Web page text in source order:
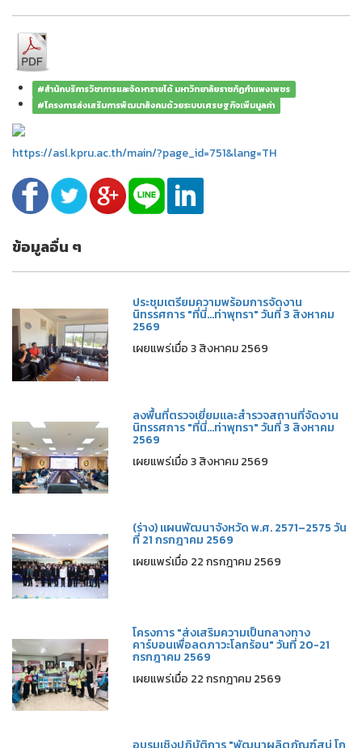
#สำนักบริการวิชาการและจัดหารายได้ มหาวิทยาลัยราชภัฏกำแพงเพชร
#โครงการส่งเสริมการพัฒนาสังคมด้วยระบบเศรษฐกิจเพิ่มมูลค่า
https://asl.kpru.ac.th/main/?page_id=751&lang=TH
ข้อมูลอื่น ๆ
ประชุมเตรียมความพร้อมการจัดงาน
นิทรรศการ "ที่นี่...ท่าพุทรา" วันที่ 3 สิงหาคม
2569
เผยแพร่เมื่อ 3 สิงหาคม 2569
ลงพื้นที่ตรวจเยี่ยมและสำรวจสถานที่จัดงาน
นิทรรศการ "ที่นี่...ท่าพุทรา" วันที่ 3 สิงหาคม
2569
เผยแพร่เมื่อ 3 สิงหาคม 2569
(ร่าง) แผนพัฒนาจังหวัด พ.ศ. 2571–2575 วัน
ที่ 21 กรกฎาคม 2569
เผยแพร่เมื่อ 22 กรกฎาคม 2569
โครงการ "ส่งเสริมความเป็นกลางทาง
คาร์บอนเพื่อลดภาวะโลกร้อน" วันที่ 20-21
กรกฎาคม 2569
เผยแพร่เมื่อ 22 กรกฎาคม 2569